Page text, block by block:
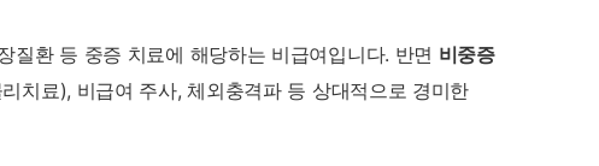
질환 등 중증 치료에 해당하는 비급여입니다. 반면 비중증
치료), 비급여 주사, 체외충격파 등 상대적으로 경미한